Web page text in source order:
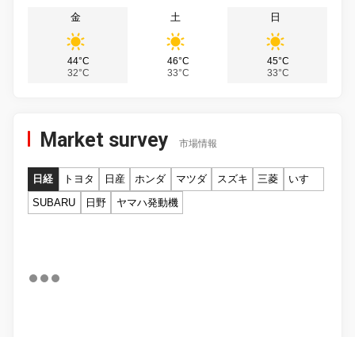
金
44°C
32°C
土
46°C
33°C
日
45°C
33°C
Market survey 市場情報
日経 トヨタ 日産 ホンダ マツダ スズキ 三菱
いすゞ
SUBARU
日野 ヤマハ発動機